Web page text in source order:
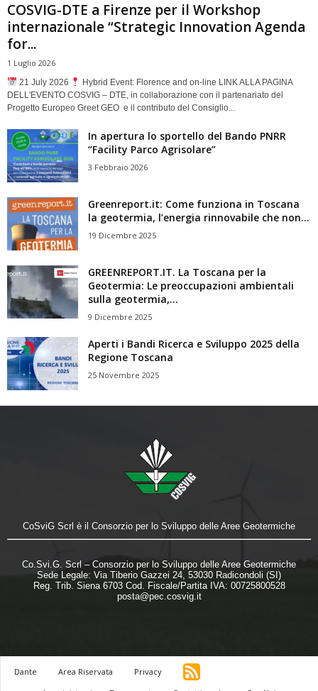
COSVIG-DTE a Firenze per il Workshop
internazionale “Strategic Innovation Agenda
for...
1 Luglio 2026
21 July 2026
Hybrid Event: Florence and on-line LINK ALLA PAGINA
DELL'EVENTO COSVIG – DTE, in collaborazione con il partenariato del
Progetto Europeo Greet GEO e il contributo del Consiglio...
In apertura lo sportello del Bando PNRR
“Facility Parco Agrisolare”
3 Febbraio 2026
Greenreport.it: Come funziona in Toscana
la geotermia, l’energia rinnovabile che non...
19 Dicembre 2025
GREENREPORT.IT. La Toscana per la
Geotermia: Le preoccupazioni ambientali
sulla geotermia,...
9 Dicembre 2025
Aperti i Bandi Ricerca e Sviluppo 2025 della
Regione Toscana
25 Novembre 2025
CoSviG Scrl è il Consorzio per lo Sviluppo delle Aree Geotermiche
Co.Svi.G. Scrl – Consorzio per lo Sviluppo delle Aree Geotermiche
Sede Legale: Via Tiberio Gazzei 24, 53030 Radicondoli (SI)
Reg. Trib. Siena 6703 Cod. Fiscale/Partita IVA: 00725800528
posta@pec.cosvig.it
Dante Area Riservata
Privacy